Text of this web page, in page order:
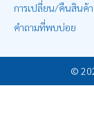
การเปลี่ยน/คืนสินค้า
คำถามที่พบบ่อย
©